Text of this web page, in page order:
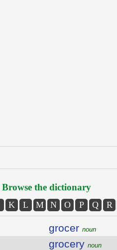
Browse the dictionary
K L M N O P Q R
grocer noun
grocery noun